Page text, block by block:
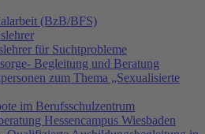
(BzB/BFS)
für Suchtprobleme
Begleitung und Beratung
zum Thema „Sexualisierte
im Berufsschulzentrum
Hessencampus Wiesbaden